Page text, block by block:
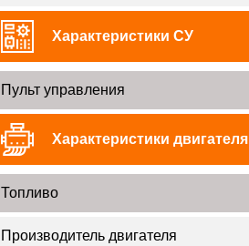
Характеристики СУ
Пульт управления
Характеристики двигателя
Топливо
Производитель двигателя